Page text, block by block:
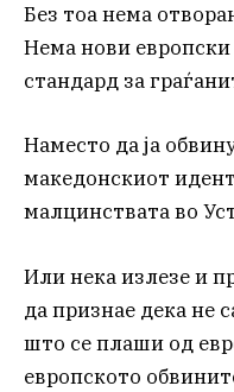
Без тоа нема
Нема нови
стандард за
Наместо да ја
македонскиот
малцинствата во
Или нека излезе и
да признае дека не
што се плаши од
европското